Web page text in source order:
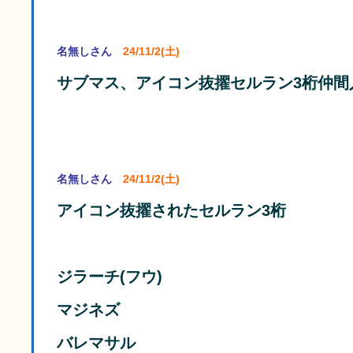
名無しさん 24/11/2(土)
サブマス、アイコン抜擢セルラン3桁仲間
名無しさん 24/11/2(土)
アイコン抜擢されたセルラン3桁
ジラーチ(フウ)
マジネズ
バレマサル